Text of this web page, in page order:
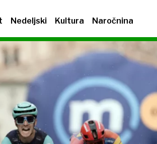
Nedeljski Kultura Naročnina